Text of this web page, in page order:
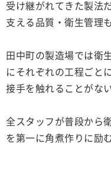
受け継がれてきた製法
支える品質・衛生管理
田中町の製造場では衛
にそれぞれの工程ごと
接手を触れることがな
全スタッフが普段から
を第一に角煮作りに励む